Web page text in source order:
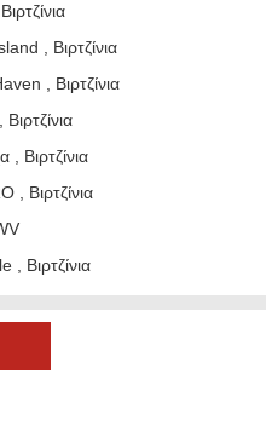
, Βιρτζίνια
, Βιρτζίνια
Βιρτζίνια
, Βιρτζίνια
, Βιρτζίνια